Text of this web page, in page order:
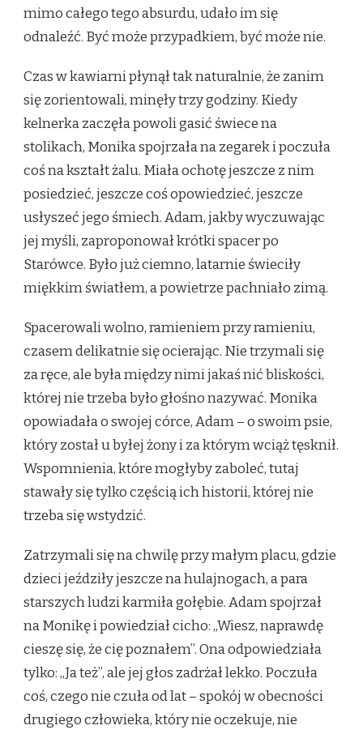
mimo całego tego absurdu, udało im się
odnaleźć. Być może przypadkiem, być może nie.
Czas w kawiarni płynął tak naturalnie, że zanim
się zorientowali, minęły trzy godziny. Kiedy
kelnerka zaczęła powoli gasić świece na
stolikach, Monika spojrzała na zegarek i poczuła
coś na kształt żalu. Miała ochotę jeszcze z nim
posiedzieć, jeszcze coś opowiedzieć, jeszcze
usłyszeć jego śmiech. Adam, jakby wyczuwając
jej myśli, zaproponował krótki spacer po
Starówce. Było już ciemno, latarnie świeciły
miękkim światłem, a powietrze pachniało zimą.
Spacerowali wolno, ramieniem przy ramieniu,
czasem delikatnie się ocierając. Nie trzymali się
za ręce, ale była między nimi jakaś nić bliskości,
której nie trzeba było głośno nazywać. Monika
opowiadała o swojej córce, Adam – o swoim psie,
który został u byłej żony i za którym wciąż tęsknił.
Wspomnienia, które mogłyby zaboleć, tutaj
stawały się tylko częścią ich historii, której nie
trzeba się wstydzić.
Zatrzymali się na chwilę przy małym placu, gdzie
dzieci jeździły jeszcze na hulajnogach, a para
starszych ludzi karmiła gołębie. Adam spojrzał
na Monikę i powiedział cicho: „Wiesz, naprawdę
cieszę się, że cię poznałem”. Ona odpowiedziała
tylko: „Ja też”, ale jej głos zadrżał lekko. Poczuła
coś, czego nie czuła od lat – spokój w obecności
drugiego człowieka, który nie oczekuje, nie